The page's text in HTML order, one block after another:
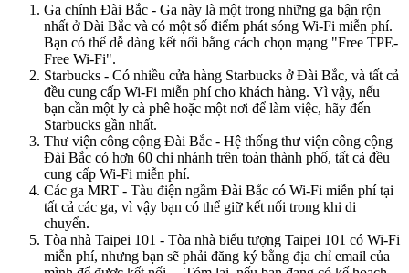
Ga chính Đài Bắc - Ga này là một trong những ga bận rộn
nhất ở Đài Bắc và có một số điểm phát sóng Wi-Fi miễn phí.
Bạn có thể dễ dàng kết nối bằng cách chọn mạng "Free TPE-
Free Wi-Fi".
Starbucks - Có nhiều cửa hàng Starbucks ở Đài Bắc, và tất cả
đều cung cấp Wi-Fi miễn phí cho khách hàng. Vì vậy, nếu
bạn cần một ly cà phê hoặc một nơi để làm việc, hãy đến
Starbucks gần nhất.
Thư viện công cộng Đài Bắc - Hệ thống thư viện công cộng
Đài Bắc có hơn 60 chi nhánh trên toàn thành phố, tất cả đều
cung cấp Wi-Fi miễn phí.
Các ga MRT - Tàu điện ngầm Đài Bắc có Wi-Fi miễn phí tại
tất cả các ga, vì vậy bạn có thể giữ kết nối trong khi di
chuyển.
Tòa nhà Taipei 101 - Tòa nhà biểu tượng Taipei 101 có Wi-Fi
miễn phí, nhưng bạn sẽ phải đăng ký bằng địa chỉ email của